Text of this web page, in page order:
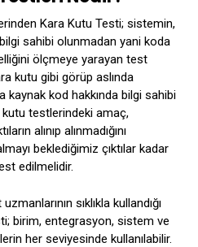
Kara Kutu Testi; sistemin,
bilgi sahibi olunmadan yani koda
ölçmeye yarayan test
kutu gibi görüp aslında
kaynak kod hakkında bilgi sahibi
testlerindeki amaç,
alınıp alınmadığını
beklediğimiz çıktılar kadar
edilmelidir.
sıklıkla kullandığı
birim, entegrasyon, sistem ve
her seviyesinde kullanılabilir.